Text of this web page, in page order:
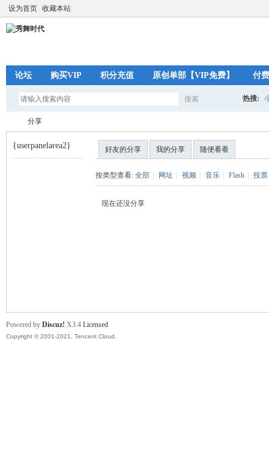
设为首页 收藏本站
论坛 购买VIP 积分充值 原创单部【VIP免费】 付
搜索 热搜:
分享
{userpanelarea2} 好友的分享 我的分享 随便看看
按类型查看: 全部 网址 视频 音乐 Flash 投票
现在还没分享
Powered by Discuz! X3.4 Licensed
Copyright © 2001-2021, Tencent Cloud.